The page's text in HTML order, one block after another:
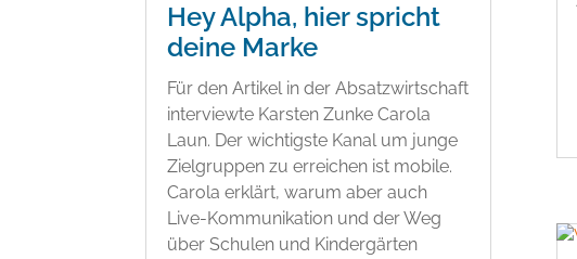
Hey Alpha, hier spricht
deine Marke
Für den Artikel in der Absatzwirtschaft
interviewte Karsten Zunke Carola
Laun. Der wichtigste Kanal um junge
Zielgruppen zu erreichen ist mobile.
Carola erklärt, warum aber auch
Live-Kommunikation und der Weg
über Schulen und Kindergärten